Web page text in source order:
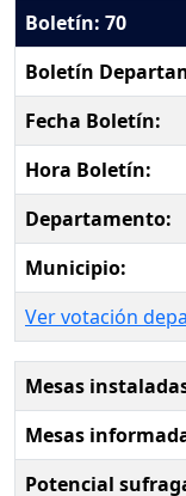
Boletín: 70
Boletín
Fecha Boletín:
Hora Boletín:
Departamento:
Municipio:
Ver votación
Mesas
Mesas
Potencial